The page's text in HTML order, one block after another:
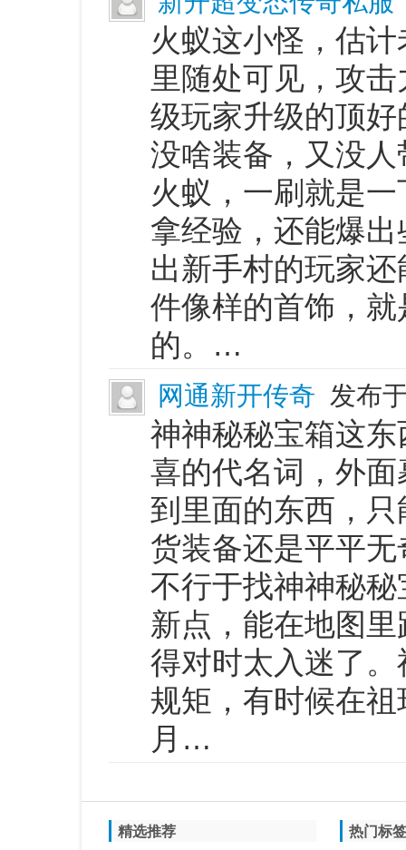
火蚁这小怪，估
里随处可见，攻
级玩家升级的顶
没啥装备，又没
火蚁，一刷就是
拿经验，还能爆
出新手村的玩家
件像样的首饰，
的。…
网通新开传奇 发布
神神秘秘宝箱这
喜的代名词，外
到里面的东西，
货装备还是平平
不行于找神神秘
新点，能在地图
得对时太入迷了
规矩，有时候在
月…
精选推荐 热门标